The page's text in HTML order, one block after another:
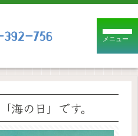
メニュー
海の日」です。